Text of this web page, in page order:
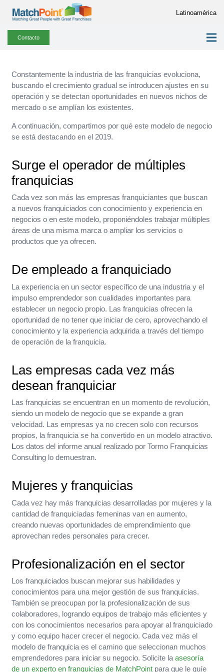
Latinoamérica
Contacto
Constantemente la industria de las franquicias evoluciona,
buscando el crecimiento gradual se introducen ajustes en su
operación y se detectan oportunidades en nuevos nichos de
mercado o se amplían los existentes.
A continuación, compartimos por qué este modelo de negocio
se está destacando en el 2019.
Surge el operador de múltiples
franquicias
Cada vez son más las empresas franquiciantes que buscan
a nuevos franquiciados con conocimiento y experiencia en
negocios o en este modelo, proponiéndoles trabajar múltiples
áreas de una misma marca o ampliar los servicios o
productos que ya ofrecen.
De empleado a franquiciado
La experiencia en un sector específico de una industria y el
impulso emprendedor son cualidades importantes para
establecer un negocio propio. Las franquicias ofrecen la
oportunidad de no tener que iniciar de cero, aprovechando el
conocimiento y la experiencia adquirida a través del tiempo
de operación de la franquicia.
Las empresas cada vez más
desean franquiciar
Las franquicias se encuentran en un momento de revolución,
siendo un modelo de negocio que se expande a gran
velocidad. Las empresas ya no crecen solo con recursos
propios, la franquicia se ha convertido en un modelo atractivo.
Los datos del informe anual realizado por Tormo Franquicias
Consulting lo demuestran.
Mujeres y franquicias
Cada vez hay más franquicias desarrolladas por mujeres y la
cantidad de franquiciadas femeninas van en aumento,
creando nuevas oportunidades de emprendimiento que
aprovechan redes personales para crecer.
Profesionalización en el sector
Los franquiciados buscan mejorar sus habilidades y
conocimientos para una mejor gestión de sus franquicias.
También se preocupan por la profesionalización de sus
colaboradores, logrando equipos de trabajo más eficientes y
con los conocimientos necesarios para apoyar al franquiciado
y como equipo hacer crecer el negocio. Cada vez más el
modelo de franquicia es el camino que seleccionan muchos
emprendedores para iniciar su negocio. Solicite la asesoría
de un experto en franquicias de MatchPointpara que le guíe